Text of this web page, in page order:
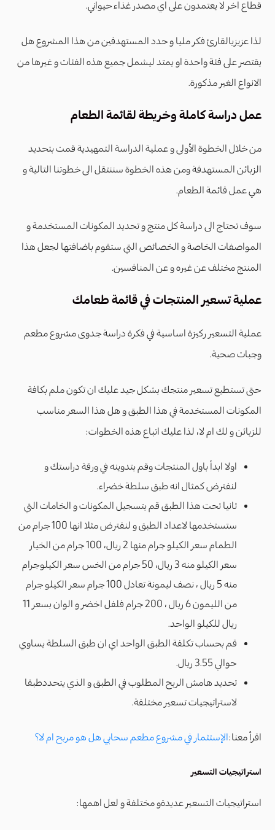
قطاع اخر لا يعتمدون على اي مصدر غذاء حيواني.
لذا عزيزيالقارئ فكر مليا و حدد المستهدفين من هذا المشروع هل
يقتصر على فئة واحدة او يمتد ليشمل جميع هذه الفئات و غيرها من
الانواع الغير مذكورة.
عمل دراسة كاملة وخريطة لقائمة الطعام
من خلال الخطوة الأولى و عملية الدراسة التمهيدية قمت بتحديد
الزبائن المستهدفة ومن هذه الخطوة سننتقل الى خطوتنا التالية و
هي عمل قائمة الطعام.
سوف تحتاج الى دراسة كل منتج و تحديد المكونات المستخدمة و
المواصفات الخاصة و الخصائص التي ستقوم باضافتها لجعل هذا
المنتج مختلف عن غيره و عن المنافسين.
عملية تسعير المنتجات في قائمة طعامك
عملية التسعير ركيزة اساسية في فكرة دراسة جدوى مشروع مطعم
وجبات صحية.
حتى تستطيع تسعير منتجك بشكل جيد عليك ان تكون ملم بكافة
المكونات المستخدمة في هذا الطبق و هل هذا السعر مناسب
للزبائن و لك ام لا، لذا عليك اتباع هذه الخطوات:
اولا ابدأ باول المنتجات وقم بتدوينه في ورقة دراستك و
لنفترض كمثال انه طبق سلطة خضراء.
ثانيا تحت هذا الطبق قم بتسجيل المكونات و الخامات التي
ستستخدمها لاعداد الطبق و لنفترض مثلا انها 100 جرام من
الطمام سعر الكيلو جرام منها 2 ريال، 100 جرام من الخيار
سعر الكيلو منه 3 ريال، 50 جرام من الخس سعر الكيلوجرام
منه 5 ريال ، نصف ليمونة تعادل 100 جرام سعر الكيلو جرام
من الليمون 6 ريال ، 200 جرام فلفل اخضر و الوان بسعر 11
ريال للكيلو الواحد.
قم بحساب تكلفة الطبق الواحد اي ان طبق السلطة يساوي
حوالي 3.55 ريال.
تحديد هامش الربح المطلوب في الطبق و الذي يتحددطبقا
لاستراتيجيات تسعير مختلفة.
اقرأ معنا:الإستثمار في مشروع مطعم سحابي هل هو مربح ام لا؟
استراتيجيات التسعير
استراتيجيات التسعير عديدةو مختلفة و لعل اهمها: